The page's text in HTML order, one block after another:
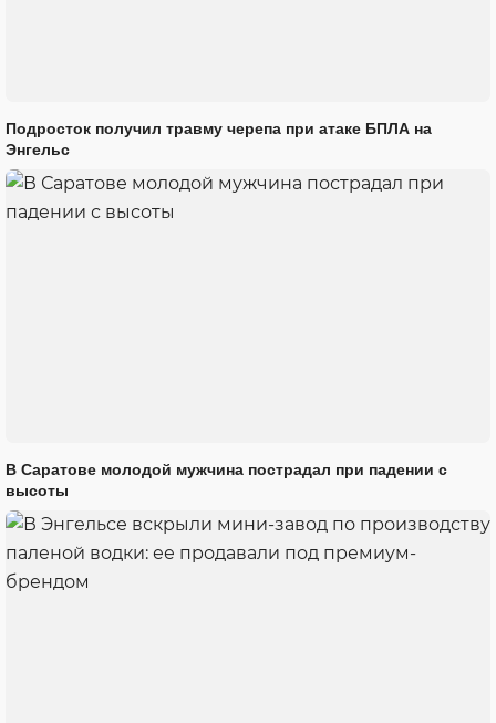
Подросток получил травму черепа при атаке БПЛА на
Энгельс
В Саратове молодой мужчина пострадал при падении с
высоты